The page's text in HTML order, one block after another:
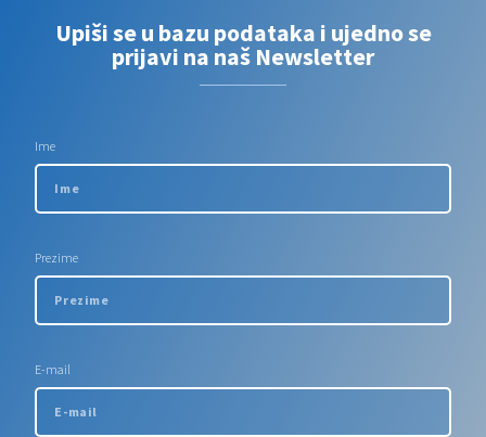
Upiši se u bazu podataka i ujedno se
prijavi na naš Newsletter
Ime
Prezime
E-mail